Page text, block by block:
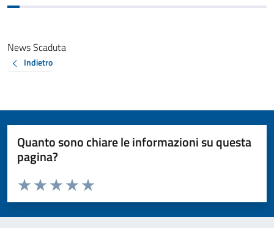
News Scaduta
Indietro
Quanto sono chiare le informazioni su questa
pagina?
Valuta da 1 a 5 stelle la pagina
Valuta 5 stelle su 5
Valuta 4 stelle su 5
Valuta 3 stelle su 5
Valuta 2 stelle su 5
Valuta 1 stelle su 5